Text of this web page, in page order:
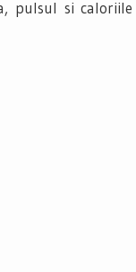
pulsul si